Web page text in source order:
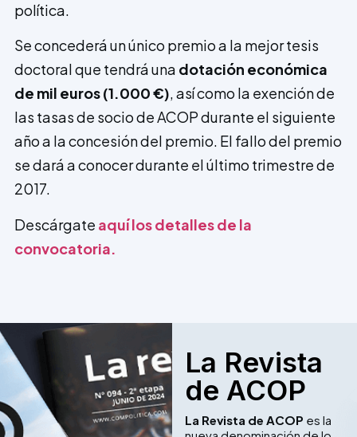
política.
Se concederá un único premio a la mejor tesis
doctoral que tendrá una dotación económica
de mil euros (1.000 €), así como la exención de
las tasas de socio de ACOP durante el siguiente
año a la concesión del premio. El fallo del premio
se dará a conocer durante el último trimestre de
2017.
Descárgate aquí los detalles de la
convocatoria.
La Revista
de ACOP
La Revista de ACOP es la